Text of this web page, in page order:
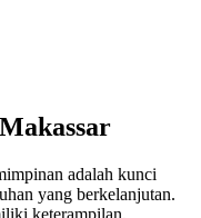
adalah kunci
yang berkelanjutan.
keterampilan,